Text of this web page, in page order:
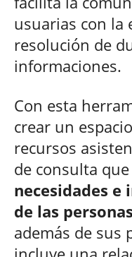
usuarias con la
resolución de
informaciones.
Con esta
crear un
recursos
de consulta
necesidades e
de las
además de sus